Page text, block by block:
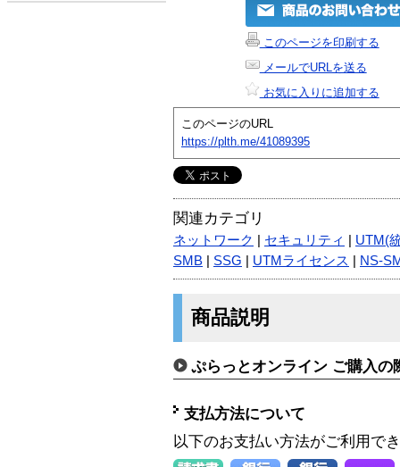
このページを印刷する
メールでURLを送る
お気に入りに追加する
このページのURL
https://plth.me/41089395
関連カテゴリ
ネットワーク セキュリティ
UTM(
SMB
SSG UTMライセンス NS-
商品説明
ぷらっとオンライン ご購入の
支払方法について
以下のお支払い方法がご利用で